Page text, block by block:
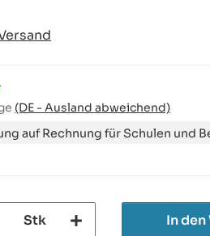
(DE - Ausland abweichend)
auf Rechnung für Schulen und
Stk In